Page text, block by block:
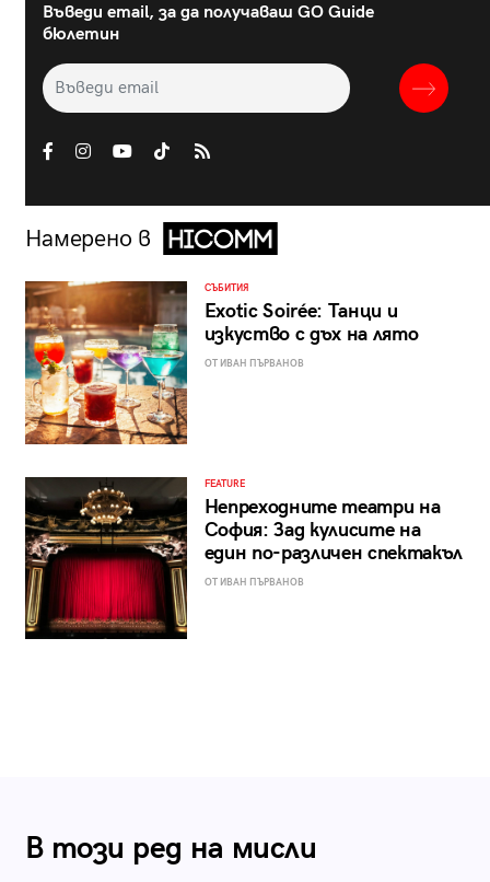
Въведи email, за да получаваш GO Guide
бюлетин
Намерено в
СЪБИТИЯ
Exotic Soirée: Танци и
изкуство с дъх на лято
ОТ ИВАН ПЪРВАНОВ
FEATURE
Непреходните театри на
София: Зад кулисите на
един по-различен спектакъл
ОТ ИВАН ПЪРВАНОВ
В този ред на мисли